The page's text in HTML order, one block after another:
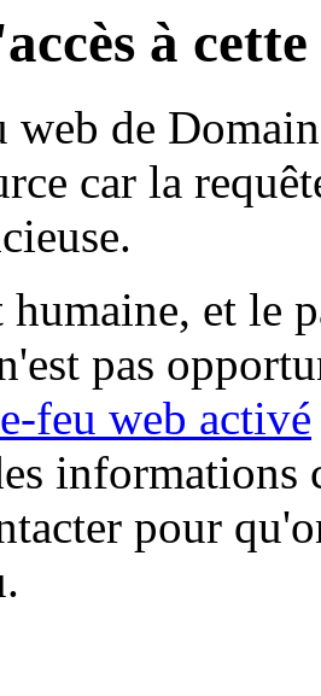
à
web de
car la
et le
pas
feu web activé
informations
pour